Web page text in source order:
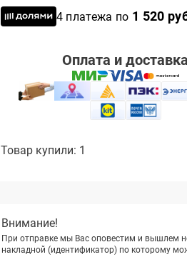
4 платежа по 1 520
Оплата и доставка
Товар купили: 1
Внимание!
При отправке мы Вас оповестим и вышлем
накладной (идентификатор) по которому